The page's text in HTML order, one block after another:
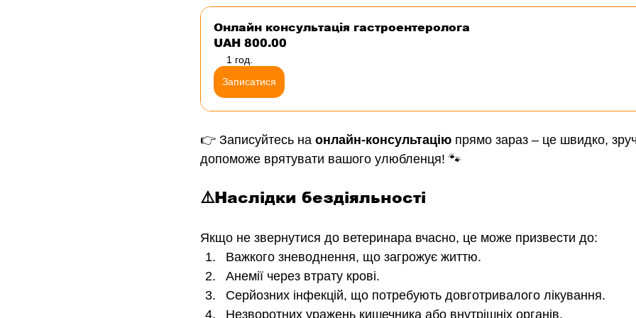
Онлайн консультація гастроентеролога
UAH 800.00
1 год.
Записатися
👉 Записуйтесь на онлайн-консультацію прямо зараз – це швидко,
допоможе врятувати вашого улюбленця! 🐾
⚠️Наслідки бездіяльності
Якщо не звернутися до ветеринара вчасно, це може призвести до:
Важкого зневоднення, що загрожує життю.
Анемії через втрату крові.
Серйозних інфекцій, що потребують довготривалого лікування.
Незворотних уражень кишечника або внутрішніх органів.